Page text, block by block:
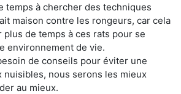
temps à chercher des techniques
maison contre les rongeurs, car cela
de temps à ces rats pour se
environnement de vie.
de conseils pour éviter une
nuisibles, nous serons les mieux
au mieux.